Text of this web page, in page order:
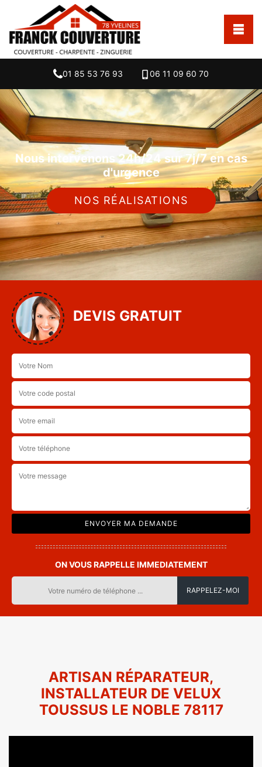
01 85 53 76 93 06 11 09 60 70
Nous intervenons 24h/24 sur 7j/7 en cas
d'urgence
NOS RÉALISATIONS
DEVIS GRATUIT
ON VOUS RAPPELLE IMMEDIATEMENT
ARTISAN RÉPARATEUR,
INSTALLATEUR DE VELUX
TOUSSUS LE NOBLE 78117